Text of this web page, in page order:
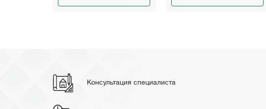
Консультация специалиста